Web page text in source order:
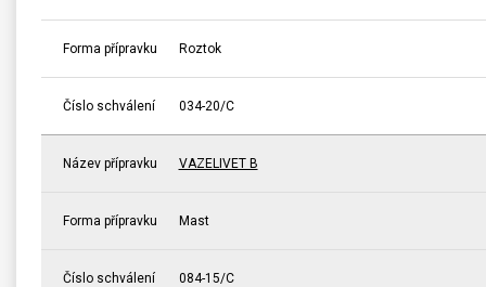
Forma přípravku Roztok
Číslo schválení 034-20/C
Název přípravku VAZELIVET B
Forma přípravku Mast
Číslo schválení 084-15/C